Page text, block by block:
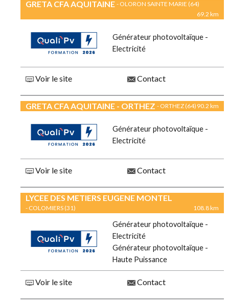
GRETA CFA AQUITAINE - OLORON SAINTE MARIE (64)
69.2 km
Générateur photovoltaïque -
Electricité
Voir le site Contact
GRETA CFA AQUITAINE - ORTHEZ - ORTHEZ (64) 90.2 km
Générateur photovoltaïque -
Electricité
Voir le site Contact
LYCEE DES METIERS EUGENE MONTEL
- COLOMIERS (31) 108.8 km
Générateur photovoltaïque -
Electricité
Générateur photovoltaïque -
Haute Puissance
Voir le site Contact